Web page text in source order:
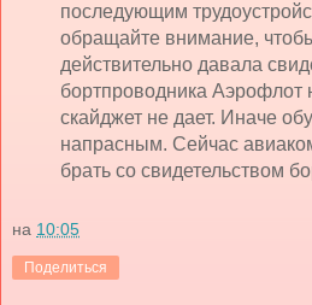
последующим
обращайте внимание,
действительно давала
бортпроводника Аэрофлот
скайджет не дает. Иначе
напрасным. Сейчас
брать со свидетельством
на 10:05
Поделиться